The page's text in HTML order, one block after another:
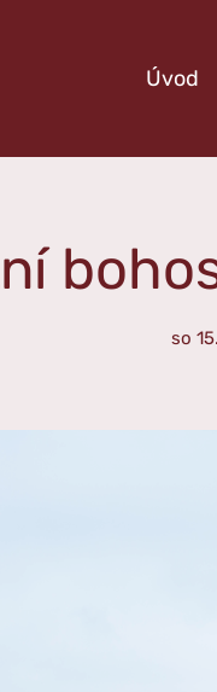
Úvod
so